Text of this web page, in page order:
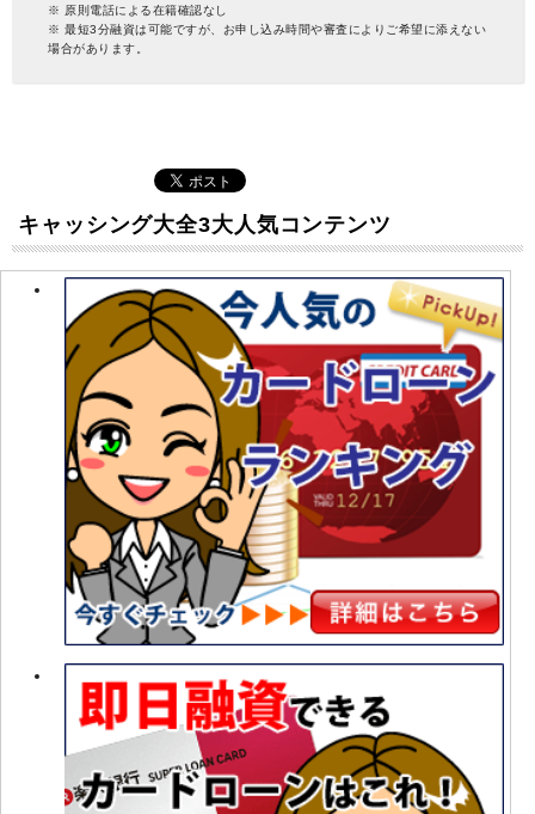
※ 原則電話による在籍確認なし
※ 最短3分融資は可能ですが、お申し込み時間や審査によりご希望に添えない
場合があります。
キャッシング大全3大人気コンテンツ